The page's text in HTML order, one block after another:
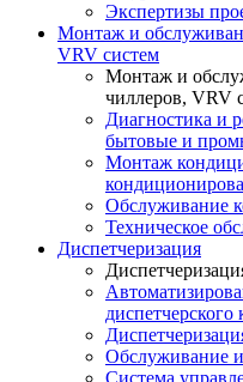
Экспертизы
Монтаж и
VRV систем
Монтаж и
чиллеров, VRV
Диагностика и
бытовые и
Монтаж
Обслуживание
Техническое
Диспетчеризация
диспетчерского
Обслуживание
Система